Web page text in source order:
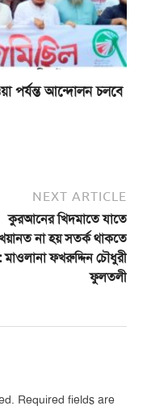
পর্যন্ত আন্দোলন চলবে
NEXT ARTICLE
কুরআনের খিদমাতে যাতে
না হয় সতর্ক থাকতে
মাওলানা ফখরুদ্দিন চৌধুরী
ফুলতলী
Required fields are